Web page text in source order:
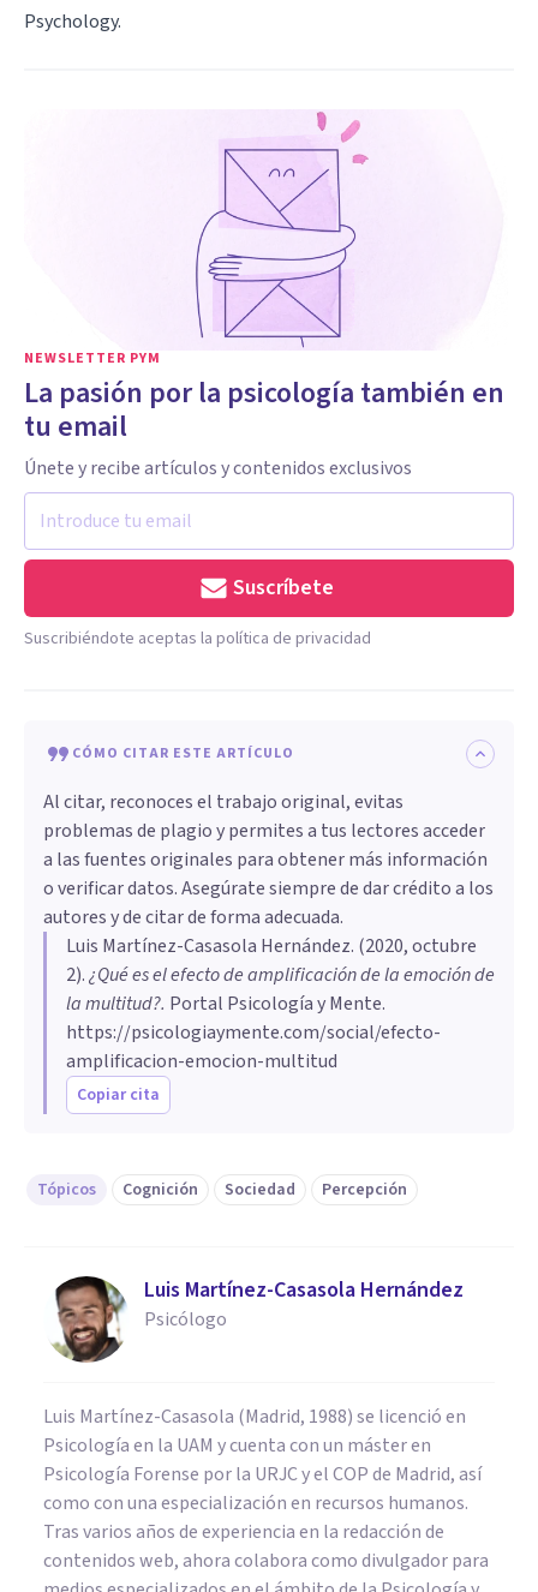
Psychology.
NEWSLETTER PYM
La pasión por la psicología también en
tu email
Únete y recibe artículos y contenidos exclusivos
Suscríbete
Suscribiéndote aceptas la política de privacidad
CÓMO CITAR ESTE ARTÍCULO
Al citar, reconoces el trabajo original, evitas
problemas de plagio y permites a tus lectores acceder
a las fuentes originales para obtener más información
o verificar datos. Asegúrate siempre de dar crédito a los
autores y de citar de forma adecuada.
Luis Martínez-Casasola Hernández. (2020, octubre
2).¿Qué es el efecto de amplificación de la emoción de
la multitud?. Portal Psicología y Mente.
https://psicologiaymente.com/social/efecto-
amplificacion-emocion-multitud
Copiar cita
Tópicos Cognición Sociedad Percepción
Luis Martínez-Casasola Hernández
Psicólogo
Luis Martínez-Casasola (Madrid, 1988) se licenció en
Psicología en la UAM y cuenta con un máster en
Psicología Forense por la URJC y el COP de Madrid, así
como con una especialización en recursos humanos.
Tras varios años de experiencia en la redacción de
contenidos web, ahora colabora como divulgador para